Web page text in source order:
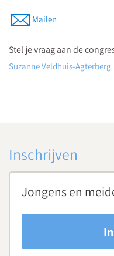
Mailen
Stel je vraag aan de
Suzanne Veldhuis-Agterberg
Inschrijven
Jongens en